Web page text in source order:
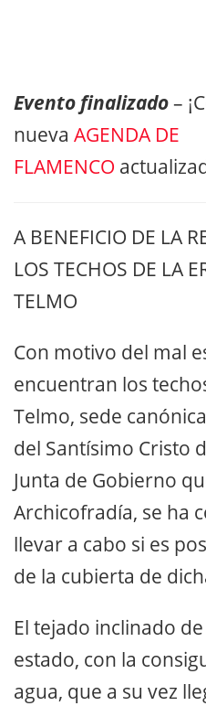
Evento finalizado–
nueva AGENDA DE
FLAMENCO
A BENEFICIO DE LA
LOS TECHOS DE LA
TELMO
Con motivo del mal
encuentran los
Telmo, sede
del Santísimo Cristo
Junta de Gobierno
Archicofradía, se ha
llevar a cabo si es
de la cubierta de
El tejado inclinado
estado, con la
agua, que a su vez